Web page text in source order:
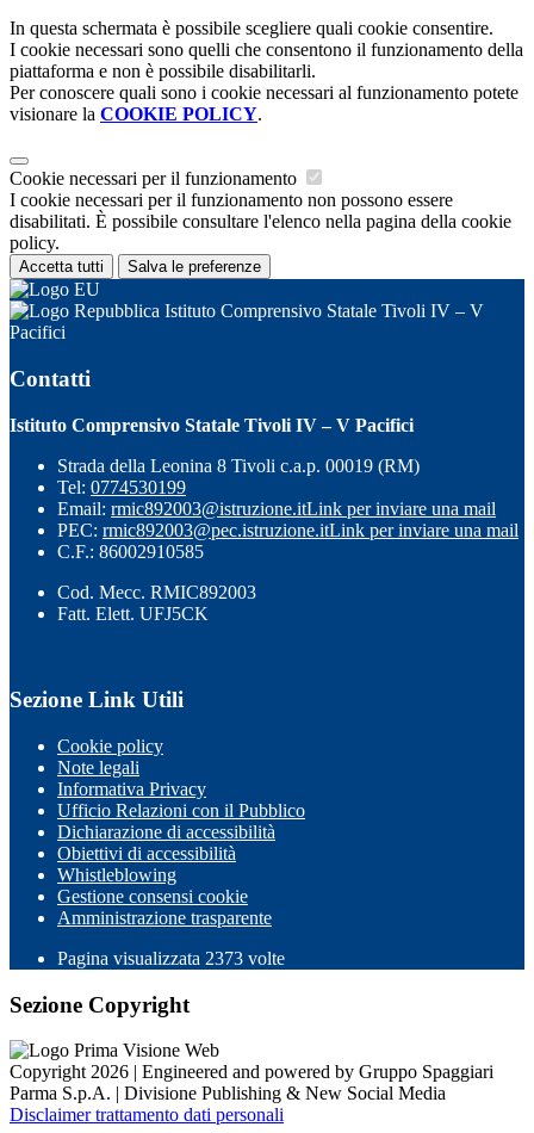
In questa schermata è possibile scegliere quali cookie consentire.
I cookie necessari sono quelli che consentono il funzionamento della
piattaforma e non è possibile disabilitarli.
Per conoscere quali sono i cookie necessari al funzionamento potete
visionare la COOKIE POLICY.
Cookie necessari per il funzionamento
I cookie necessari per il funzionamento non possono essere
disabilitati. È possibile consultare l'elenco nella pagina della cookie
policy.
Accetta tutti Salva le preferenze
Istituto Comprensivo Statale Tivoli IV – V
Pacifici
Contatti
Istituto Comprensivo Statale Tivoli IV – V Pacifici
Strada della Leonina 8 Tivoli c.a.p. 00019 (RM)
Tel: 0774530199
Email: rmic892003@istruzione.itLink per inviare una mail
PEC: rmic892003@pec.istruzione.itLink per inviare una mail
C.F.: 86002910585
Cod. Mecc. RMIC892003
Fatt. Elett. UFJ5CK
Sezione Link Utili
Cookie policy
Note legali
Informativa Privacy
Ufficio Relazioni con il Pubblico
Dichiarazione di accessibilità
Obiettivi di accessibilità
Whistleblowing
Gestione consensi cookie
Amministrazione trasparente
Pagina visualizzata 2373 volte
Sezione Copyright
Copyright 2026 | Engineered and powered by Gruppo Spaggiari
Parma S.p.A. | Divisione Publishing & New Social Media
Disclaimer trattamento dati personali